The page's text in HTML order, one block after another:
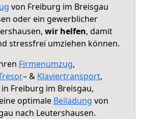
von Freiburg im Breisgau
oder ein gewerblicher
wir helfen, damit
stressfrei umziehen können.
Firmenumzug,
– & Klaviertransport,
in Freiburg im Breisgau,
optimale Beiladung von
nach Leutershausen.